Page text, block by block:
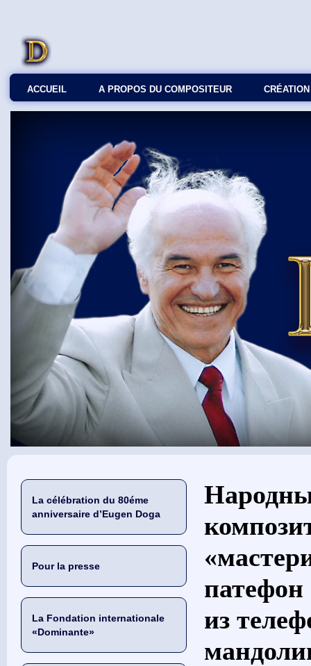
ACCUEIL A PROPOS DU COMPOSITEUR СRÉATION
La célébration du 80éme
anniversaire d’Eugen Doga
Pour la presse
La Fondation internationale
«Dominante»
Vous êtes ici
из